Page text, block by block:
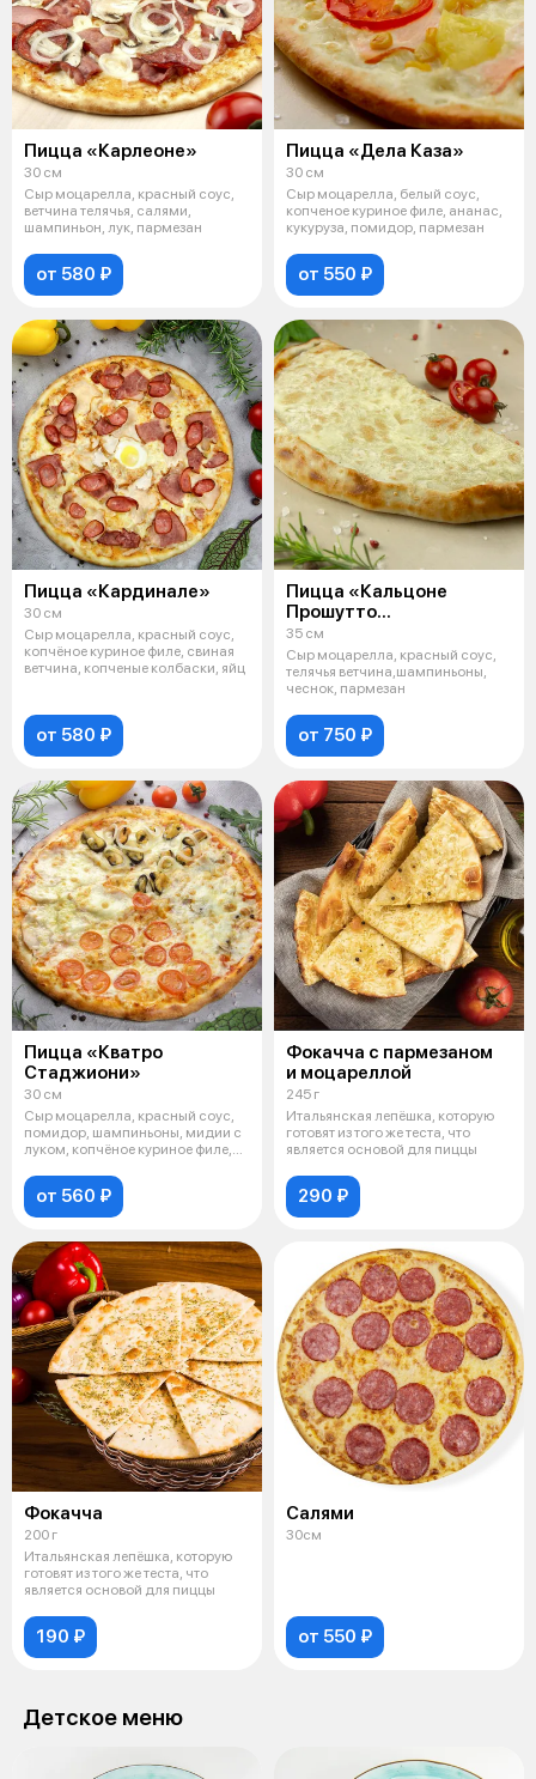
Пицца «Карлеоне»
30 см
Сыр моцарелла, красный соус,
ветчина телячья, салями,
шампиньон, лук, пармезан
от 580 ₽
Пицца «Дела Каза»
30 см
Сыр моцарелла, белый соус,
копченое куриное филе, ананас,
кукуруза, помидор, пармезан
от 550 ₽
Пицца «Кардинале»
30 см
Сыр моцарелла, красный соус,
копчёное куриное филе, свиная
ветчина, копченые колбаски, яйц
от 580 ₽
Пицца «Кальцоне
Прошутто
Фунги»(закрытая)
35 см
Сыр моцарелла, красный соус,
телячья ветчина,шампиньоны,
чеснок, пармезан
от 750 ₽
Пицца «Кватро
Стаджиони»
30 см
Сыр моцарелла, красный соус,
помидор, шампиньоны, мидии с
луком, копчёное куриное филе,
от 560 ₽
Фокачча с пармезаном
и моцареллой
245 г
Итальянская лепёшка, которую
готовят из того же теста, что
является основой для пиццы
290 ₽
Фокачча
200 г
Итальянская лепёшка, которую
готовят из того же теста, что
является основой для пиццы
190 ₽
Салями
30см
от 550 ₽
Детское меню